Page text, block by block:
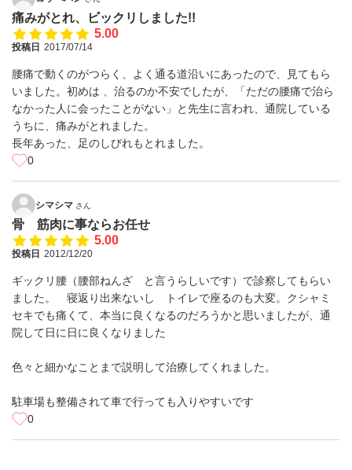
痛みがとれ、ビックリしました!!
5.00
投稿日 2017/07/14
腰痛で動くのがつらく、よく通る道沿いにあったので、見てもら
いました。初めは 、治るのか不安でしたが、「ただの腰痛で治ら
なかった人に会ったことがない」と先生に言われ、通院している
うちに、痛みがとれました。
長年あった、足のしびれもとれました。
0
シマシマ さん
骨 筋肉に事ならお任せ
5.00
投稿日 2012/12/20
ギックリ腰（腰部ねんざ と言うらしいです）で診察してもらい
ました。 寝返り出来ないし トイレで座るのも大変。クシャミ
セキでも痛くて、本当に良くなるのだろうかと思いましたが、通
院して日に日に良くなりました
色々と細かなことまで説明して治療してくれました。
駐車場も整備されて車で行っても入りやすいです
0